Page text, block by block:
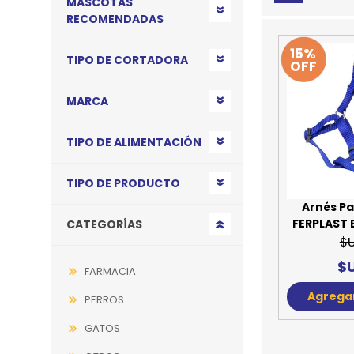
COMEDEROS Y
15%
OFF
Arnés
RECOMENDADAS
TIPO DE CORTADORA
MARCA
TIPO DE ALIMENTACIÓN
TIPO DE PRODUCTO
CATEGORÍAS
FARMACIA
PERROS
GATOS